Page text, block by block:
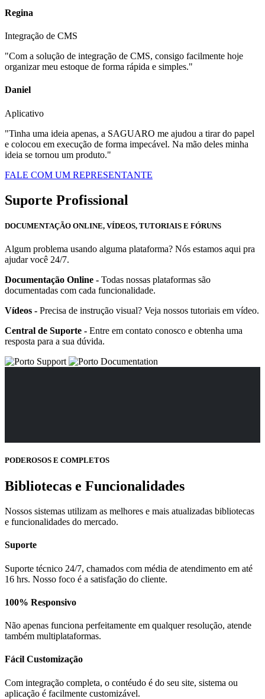
Regina
Integração de CMS
"Com a solução de integração de CMS, consigo facilmente hoje
organizar meu estoque de forma rápida e simples."
Daniel
Aplicativo
"Tinha uma ideia apenas, a SAGUARO me ajudou a tirar do papel
e colocou em execução de forma impecável. Na mão deles minha
ideia se tornou um produto."
FALE COM UM REPRESENTANTE
Suporte Profissional
DOCUMENTAÇÃO ONLINE, VÍDEOS, TUTORIAIS E FÓRUNS
Algum problema usando alguma plataforma? Nós estamos aqui pra
ajudar você 24/7.
Documentação Online - Todas nossas plataformas são
documentadas com cada funcionalidade.
Vídeos - Precisa de instrução visual? Veja nossos tutoriais em vídeo.
Central de Suporte - Entre em contato conosco e obtenha uma
resposta para a sua dúvida.
PODEROSOS E COMPLETOS
Bibliotecas e Funcionalidades
Nossos sistemas utilizam as melhores e mais atualizadas bibliotecas
e funcionalidades do mercado.
Suporte
Suporte técnico 24/7, chamados com média de atendimento em até
16 hrs. Nosso foco é a satisfação do cliente.
100% Responsivo
Não apenas funciona perfeitamente em qualquer resolução, atende
também multiplataformas.
Fácil Customização
Com integração completa, o contéudo é do seu site, sistema ou
aplicação é facilmente customizável.